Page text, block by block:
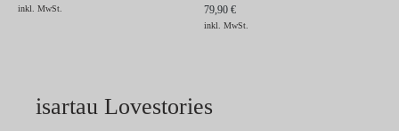
inkl. MwSt. 79,90 €
inkl. MwSt.
isartau Lovestories